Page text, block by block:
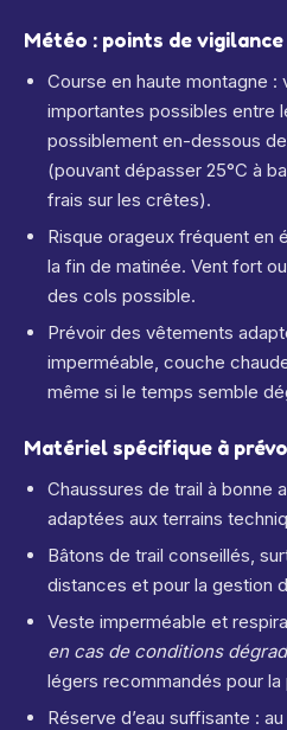
Météo : points de vigilance
Course en haute montagne :
importantes possibles entre
possiblement en-dessous
(pouvant dépasser 25°C à
frais sur les crêtes).
Risque orageux fréquent en
la fin de matinée. Vent fort
des cols possible.
Prévoir des vêtements
imperméable, couche
même si le temps semble
Matériel spécifique à
Chaussures de trail à bonne
adaptées aux terrains
Bâtons de trail conseillés,
distances et pour la gestion
Veste imperméable et
en cas de conditions
légers recommandés pour la
Réserve d’eau suffisante :